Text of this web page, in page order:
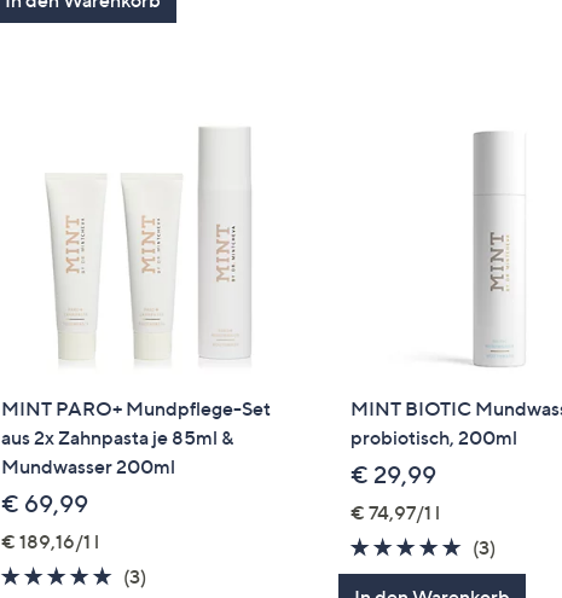
MINT PARO+ Mundpflege-Set
aus 2x Zahnpasta je 85ml &
Mundwasser 200ml
€ 69,99
€ 189,16/1 l
4.7
(3)3
MINT BIOTIC
probiotisch, 200ml
€ 29,99
€ 74,97/1 l
4.7
von
(3)